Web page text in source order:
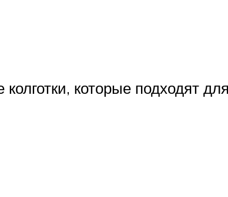
которые подходят